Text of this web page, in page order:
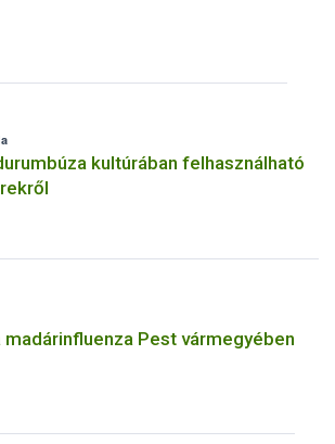
kultúrában felhasználható
madárinfluenza Pest vármegyében